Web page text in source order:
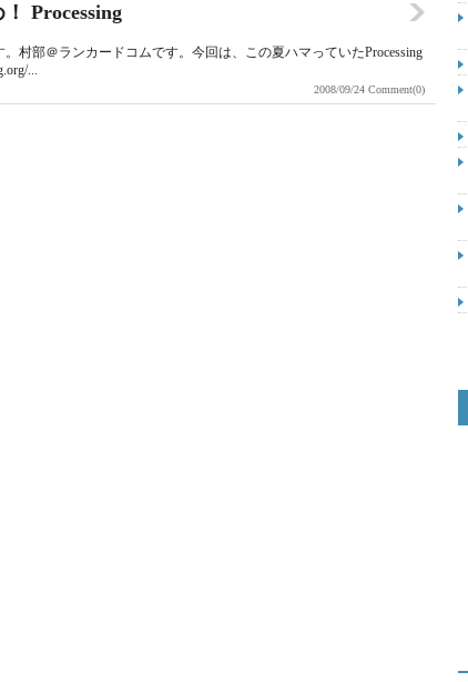
Processing
村部＠ランカードコムです。今回は、この夏ハマっていたProcessing
...
2008/09/24 Comment(0)